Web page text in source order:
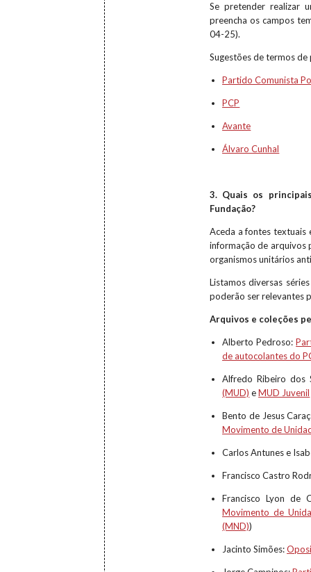
Se pretender realizar
preencha os campos
04-25).
Sugestões de termos de
Partido Comunista
PCP
Avante
Álvaro Cunhal
3. Quais os
Fundação?
Aceda a fontes textuais
informação de arquivos
organismos unitários
Listamos diversas
poderão ser relevantes
Arquivos e coleções
Alberto Pedroso:
de autocolantes do
Alfredo Ribeiro dos
(MUD) eMUD Juvenil
Bento de Jesus
Movimento de
Carlos Antunes e
Francisco Castro
Francisco Lyon de
Movimento de
(MND))
Jacinto Simões: